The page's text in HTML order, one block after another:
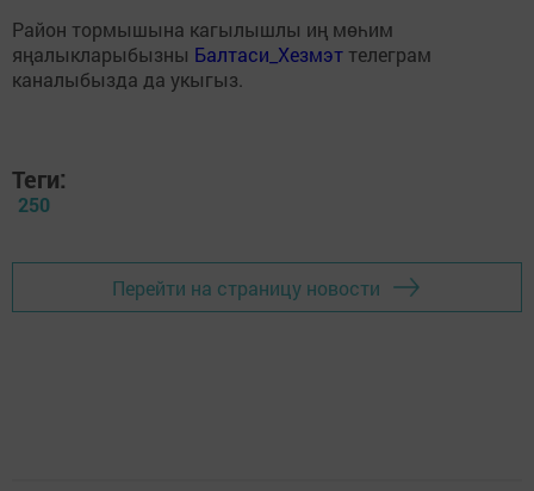
Район тормышына кагылышлы иң мөһим
яңалыкларыбызны Балтаси_Хезмэт телеграм
каналыбызда да укыгыз.
Теги:
250
Перейти на страницу новости